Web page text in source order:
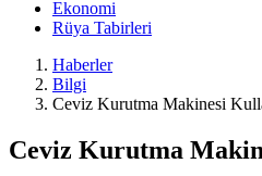
Ekonomi
Rüya Tabirleri
Haberler
Bilgi
Ceviz Kurutma Makinesi
Ceviz Kurutma